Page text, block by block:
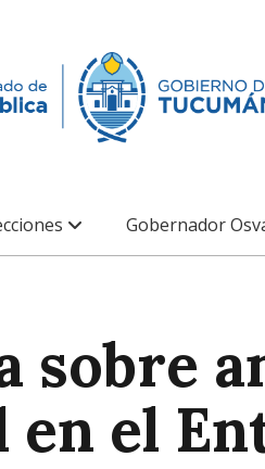
Gobernador
sobre
en el